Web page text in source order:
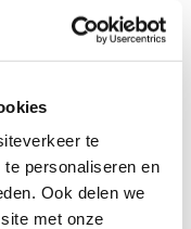
te
personaliseren en
Ook delen we
met onze
rijst of
2 personen?
restjes